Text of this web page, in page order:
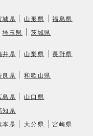
城県 山形県 福島県
埼玉県
茨城県
井県 山梨県
長野県
良県
和歌山県
島県 山口県
知県
本県 大分県
宮崎県